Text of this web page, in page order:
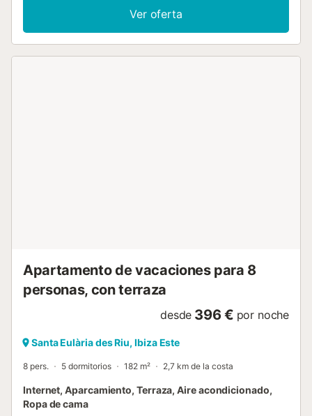
cercano supermercado "Erosky" está a 3 minutos a pie por
la carretera "Via Punica", mientras que la plaza principal
"Vara de Rey" está a cinco minutos del apartamento y a
Ver oferta
Apartamento de vacaciones para 8
personas, con terraza
desde 396 € por noche
Santa Eulària des Riu, Ibiza Este
8 pers. 5 dormitorios 182 m² 2,7 km de la costa
Internet, Aparcamiento, Terraza, Aire acondicionado,
Ropa de cama